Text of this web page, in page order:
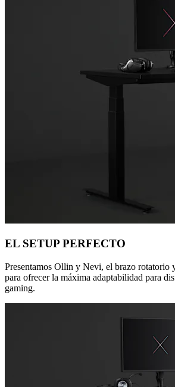
EL SETUP PERFECTO
Presentamos Ollin y Nevi, el brazo rotatorio
para ofrecer la máxima adaptabilidad para
gaming.